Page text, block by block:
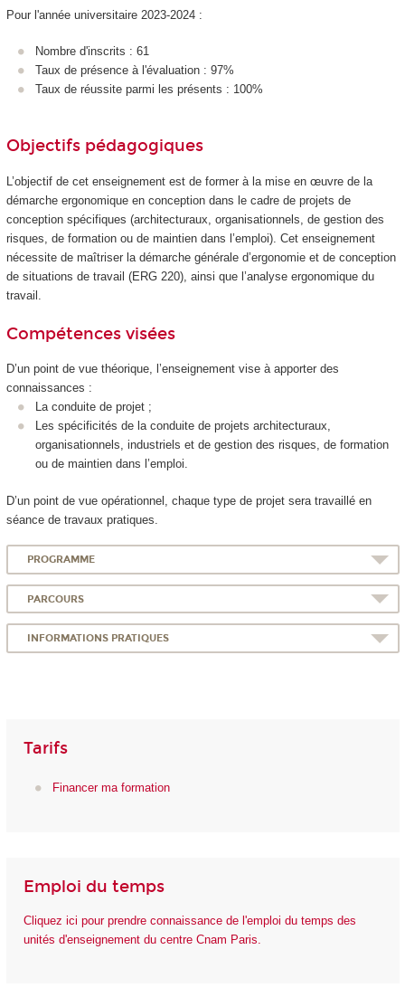
Pour l'année universitaire 2023-2024 :
Nombre d'inscrits : 61
Taux de présence à l'évaluation : 97%
Taux de réussite parmi les présents : 100%
Objectifs pédagogiques
L’objectif de cet enseignement est de former à la mise en œuvre de la
démarche ergonomique en conception dans le cadre de projets de
conception spécifiques (architecturaux, organisationnels, de gestion des
risques, de formation ou de maintien dans l’emploi). Cet enseignement
nécessite de maîtriser la démarche générale d’ergonomie et de conception
de situations de travail (ERG 220), ainsi que l’analyse ergonomique du
travail.
Compétences visées
D’un point de vue théorique, l’enseignement vise à apporter des
connaissances :
La conduite de projet ;
Les spécificités de la conduite de projets architecturaux,
organisationnels, industriels et de gestion des risques, de formation
ou de maintien dans l’emploi.
D’un point de vue opérationnel, chaque type de projet sera travaillé en
séance de travaux pratiques.
PROGRAMME
PARCOURS
INFORMATIONS PRATIQUES
Tarifs
Financer ma formation
Emploi du temps
Cliquez ici pour prendre connaissance de l'emploi du temps des
unités d'enseignement du centre Cnam Paris.